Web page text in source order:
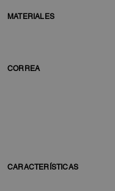
MATERIALES
CORREA
CARACTERÍSTICAS